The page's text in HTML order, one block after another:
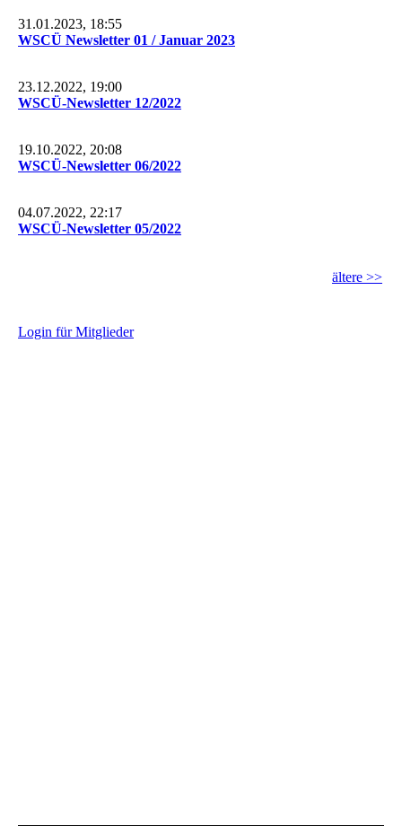
31.01.2023, 18:55
WSCÜ Newsletter 01 / Januar 2023
23.12.2022, 19:00
WSCÜ-Newsletter 12/2022
19.10.2022, 20:08
WSCÜ-Newsletter 06/2022
04.07.2022, 22:17
WSCÜ-Newsletter 05/2022
ältere >>
Login für Mitglieder